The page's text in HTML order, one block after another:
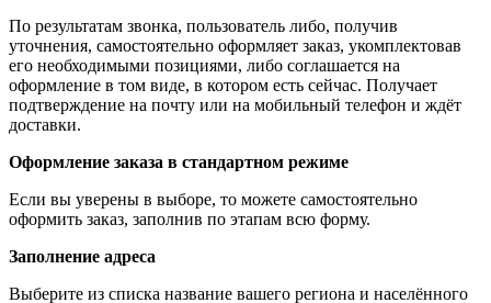
По результатам звонка, пользователь либо, получив
уточнения, самостоятельно оформляет заказ, укомплектовав
его необходимыми позициями, либо соглашается на
оформление в том виде, в котором есть сейчас. Получает
подтверждение на почту или на мобильный телефон и ждёт
доставки.
Оформление заказа в стандартном режиме
Если вы уверены в выборе, то можете самостоятельно
оформить заказ, заполнив по этапам всю форму.
Заполнение адреса
Выберите из списка название вашего региона и населённого